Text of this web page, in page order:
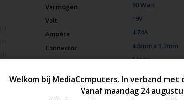
Vermogen
90 Watt
Volt
19V
Ampére
4.74A
Connector
4.8mm x 1.7mm
Garantie
1 Jaar
Conditie